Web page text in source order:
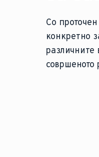
Со
конкретно
различните